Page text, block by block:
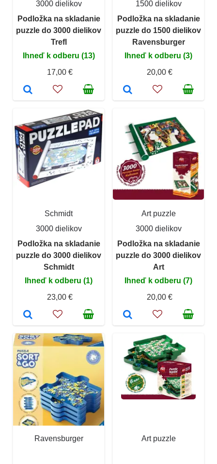
3000 dielikov
Podložka na skladanie
puzzle do 3000 dielikov
Trefl
Ihneď k odberu (13)
17,00 €
1500 dielikov
Podložka na skladanie
puzzle do 1500 dielikov
Ravensburger
Ihneď k odberu (3)
20,00 €
Schmidt
3000 dielikov
Podložka na skladanie
puzzle do 3000 dielikov
Schmidt
Ihneď k odberu (1)
23,00 €
Art puzzle
3000 dielikov
Podložka na skladanie
puzzle do 3000 dielikov
Art
Ihneď k odberu (7)
20,00 €
Ravensburger Art puzzle